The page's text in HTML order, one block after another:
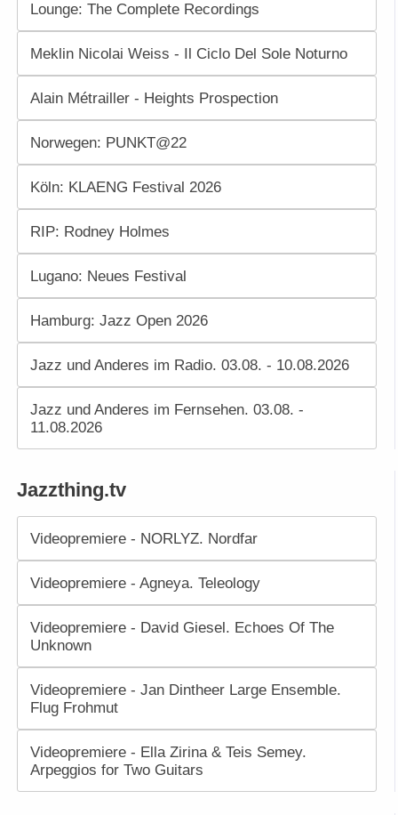
Lounge: The Complete Recordings
Meklin Nicolai Weiss - Il Ciclo Del Sole Noturno
Alain Métrailler - Heights Prospection
Norwegen: PUNKT@22
Köln: KLAENG Festival 2026
RIP: Rodney Holmes
Lugano: Neues Festival
Hamburg: Jazz Open 2026
Jazz und Anderes im Radio. 03.08. - 10.08.2026
Jazz und Anderes im Fernsehen. 03.08. -
11.08.2026
Jazzthing.tv
Videopremiere - NORLYZ. Nordfar
Videopremiere - Agneya. Teleology
Videopremiere - David Giesel. Echoes Of The
Unknown
Videopremiere - Jan Dintheer Large Ensemble.
Flug Frohmut
Videopremiere - Ella Zirina & Teis Semey.
Arpeggios for Two Guitars